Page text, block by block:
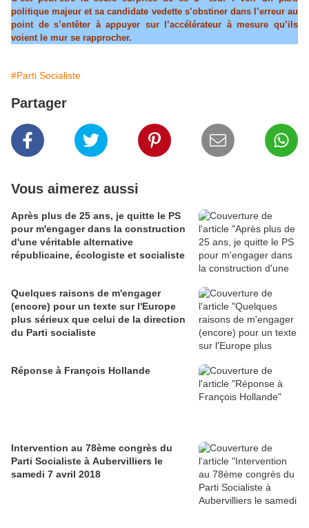
politique majeur et sa candidate vedette s’obstiner dans l’erreur au
point de s’entêter à appuyer sur l’accélérateur à mesure qu’ils
voient le mur se rapprocher.
#Parti Socialiste
Partager
Vous aimerez aussi
Après plus de 25 ans, je quitte le PS
pour m'engager dans la construction
d'une véritable alternative
républicaine, écologiste et socialiste
Quelques raisons de m'engager
(encore) pour un texte sur l'Europe
plus sérieux que celui de la direction
du Parti socialiste
Réponse à François Hollande
Intervention au 78ème congrès du
Parti Socialiste à Aubervilliers le
samedi 7 avril 2018